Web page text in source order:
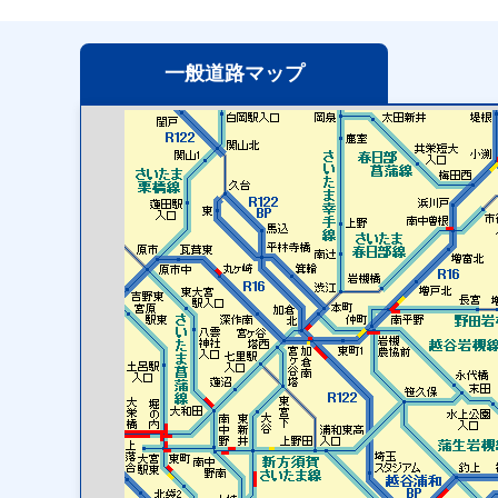
一般道路マップ